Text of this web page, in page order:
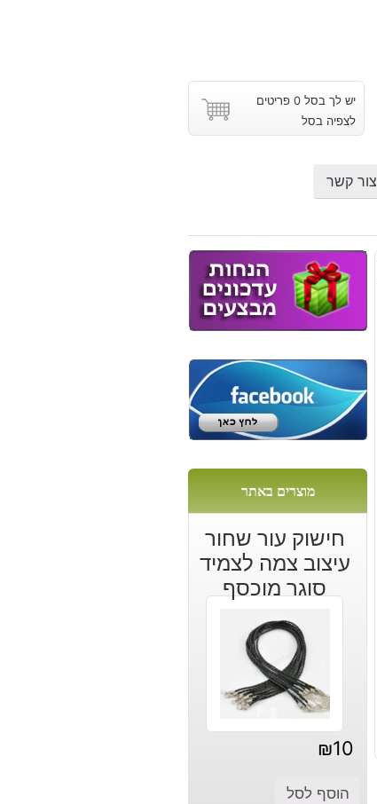
יש לך בסל 0 פריטים
לצפיה בסל
צור קשר
מוצרים באתר
חישוק עור שחור
עיצוב צמה לצמיד
סוגר מוכסף
₪10
הוסף לסל